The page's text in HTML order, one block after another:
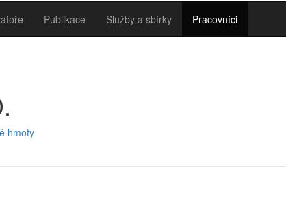
Publikace Služby a sbírky Pracovníci
hmoty